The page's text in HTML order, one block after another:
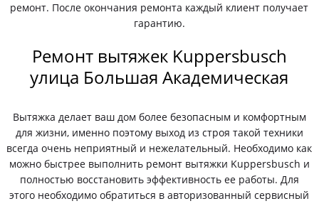
ремонт. После окончания ремонта каждый клиент получает
гарантию.
Ремонт вытяжек Kuppersbusch
улица Большая Академическая
Вытяжка делает ваш дом более безопасным и комфортным
для жизни, именно поэтому выход из строя такой техники
всегда очень неприятный и нежелательный. Необходимо как
можно быстрее выполнить ремонт вытяжки Kuppersbusch и
полностью восстановить эффективность ее работы. Для
этого необходимо обратиться в авторизованный сервисный